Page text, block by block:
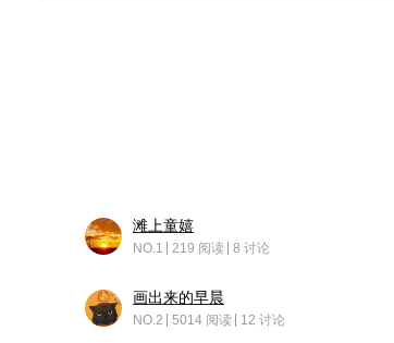
滩上童嬉
NO.1 219 阅读 8 讨论
画出来的早晨
NO.2 5014 阅读 12 讨论